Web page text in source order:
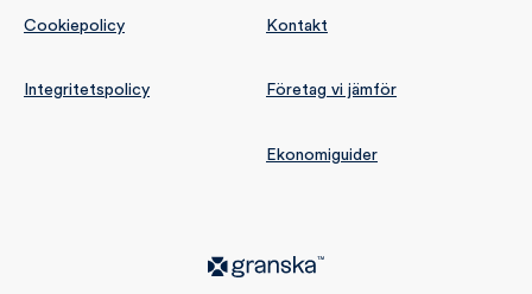
Cookiepolicy
Integritetspolicy
Kontakt
Företag vi jämför
Ekonomiguider